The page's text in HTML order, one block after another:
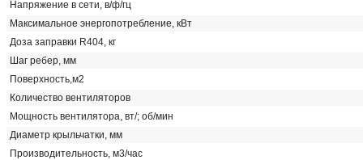
Напряжение в сети, в/ф/гц
Maксимальное энергопотребление, кВт
Доза заправки R404, кг
Шаг ребер, мм
Поверхность,м2
Количество вентиляторов
Мощность вентилятора, вт/; об/мин
Диаметр крыльчатки, мм
Производительность, м3/час